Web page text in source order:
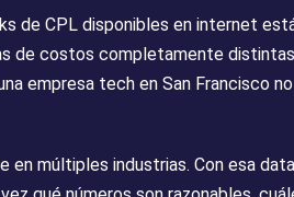
de CPL disponibles en internet
de costos completamente
empresa tech en San Francisco
en múltiples industrias. Con esa